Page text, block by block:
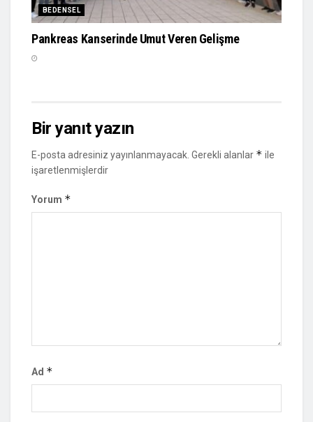
BEDENSEL
Pankreas Kanserinde Umut Veren Gelişme
Bir yanıt yazın
E-posta adresiniz yayınlanmayacak. Gerekli alanlar * ile
işaretlenmişlerdir
Yorum *
Ad *